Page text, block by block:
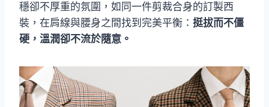
穩卻不厚重的氛圍，如同一件剪裁合身的訂製西
裝，在肩線與腰身之間找到完美平衡： 挺拔而不僵
硬，溫潤卻不流於隨意。